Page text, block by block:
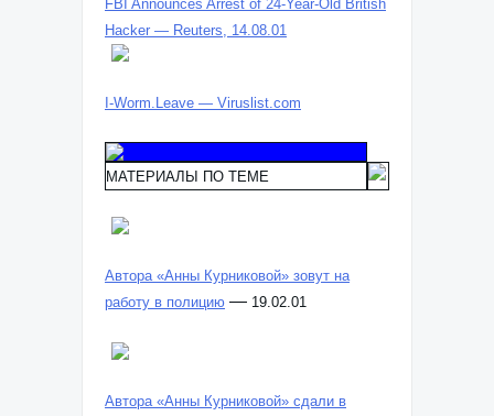
FBI Announces Arrest of 24-Year-Old British
Hacker — Reuters, 14.08.01
I-Worm.Leave — Viruslist.com
МАТЕРИАЛЫ ПО ТЕМЕ
Автора «Анны Курниковой» зовут на
работу в полицию — 19.02.01
Автора «Анны Курниковой» сдали в